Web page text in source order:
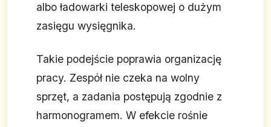
albo ładowarki teleskopowej o dużym
zasięgu wysięgnika.
Takie podejście poprawia organizację
pracy. Zespół nie czeka na wolny
sprzęt, a zadania postępują zgodnie z
harmonogramem. W efekcie rośnie